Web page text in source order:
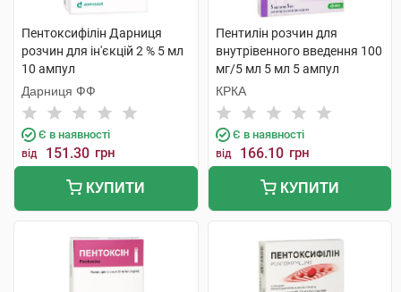
Пентоксифілін Дарниця
розчин для ін'єкцій 2 % 5 мл
10 ампул
Дарниця ФФ
Є в наявності
від 151.30 грн
КУПИТИ
Пентилін розчин для
внутрівенного введення 100
мг/5 мл 5 мл 5 ампул
КРКА
Є в наявності
від 166.10 грн
КУПИТИ